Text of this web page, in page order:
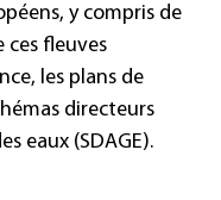
y compris de
fleuves
les plans de
directeurs
eaux (SDAGE).